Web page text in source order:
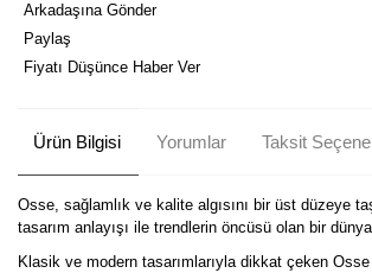
Arkadaşına Gönder
Paylaş
Fiyatı Düşünce Haber Ver
Ürün Bilgisi Yorumlar Taksit
Osse, sağlamlık ve kalite algısını bir üst düzeye
tasarım anlayışı ile trendlerin öncüsü olan bir dünya
Klasik ve modern tasarımlarıyla dikkat çeken